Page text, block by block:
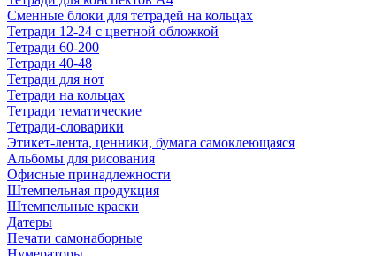
Сменные блоки для тетрадей на кольцах
Тетради 12-24 с цветной обложкой
Тетради 60-200
Тетради 40-48
Тетради для нот
Тетради на кольцах
Тетради тематические
Тетради-словарики
Этикет-лента, ценники, бумага самоклеющаяся
Альбомы для рисования
Офисные принадлежности
Штемпельная продукция
Штемпельные краски
Датеры
Печати самонаборные